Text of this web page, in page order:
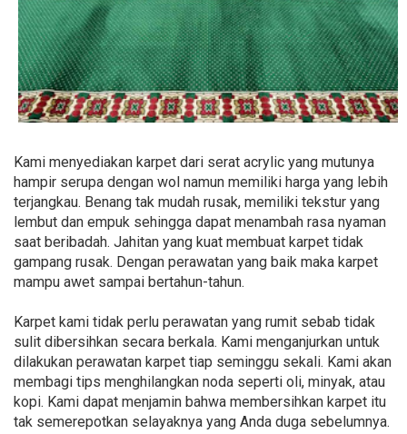
Kami menyediakan karpet dari serat acrylic yang mutunya
hampir serupa dengan wol namun memiliki harga yang lebih
terjangkau. Benang tak mudah rusak, memiliki tekstur yang
lembut dan empuk sehingga dapat menambah rasa nyaman
saat beribadah. Jahitan yang kuat membuat karpet tidak
gampang rusak. Dengan perawatan yang baik maka karpet
mampu awet sampai bertahun-tahun.
Karpet kami tidak perlu perawatan yang rumit sebab tidak
sulit dibersihkan secara berkala. Kami menganjurkan untuk
dilakukan perawatan karpet tiap seminggu sekali. Kami akan
membagi tips menghilangkan noda seperti oli, minyak, atau
kopi. Kami dapat menjamin bahwa membersihkan karpet itu
tak semerepotkan selayaknya yang Anda duga sebelumnya.